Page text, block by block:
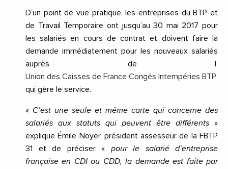
D’un point de vue pratique, les entreprises du BTP et
de Travail Temporaire ont jusqu’au 30 mai 2017 pour
les salariés en cours de contrat et doivent faire la
demande immédiatement pour les nouveaux salariés
auprès de l’
Union des Caisses de France Congés Intempéries BTP
qui gère le service.
« C’est une seule et même carte qui concerne des
salariés aux statuts qui peuvent être différents »
explique Émile Noyer, président assesseur de la FBTP
31 et de préciser « pour le salarié d’entreprise
française en CDI ou CDD, la demande est faite par